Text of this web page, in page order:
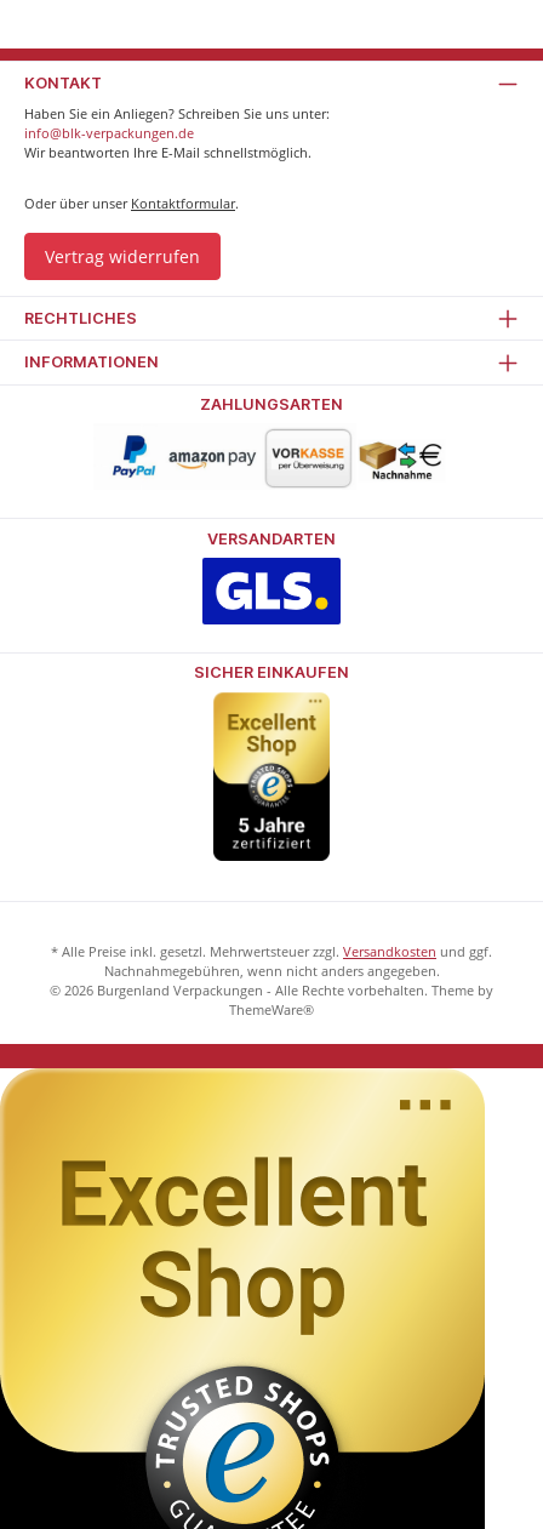
KONTAKT
Haben Sie ein Anliegen? Schreiben Sie uns unter:
info@blk-verpackungen.de
Wir beantworten Ihre E-Mail schnellstmöglich.
Oder über unser Kontaktformular.
Vertrag widerrufen
RECHTLICHES
INFORMATIONEN
ZAHLUNGSARTEN
VERSANDARTEN
SICHER EINKAUFEN
* Alle Preise inkl. gesetzl. Mehrwertsteuer zzgl. Versandkosten und ggf.
Nachnahmegebühren, wenn nicht anders angegeben.
© 2026 Burgenland Verpackungen - Alle Rechte vorbehalten. Theme by
ThemeWare®